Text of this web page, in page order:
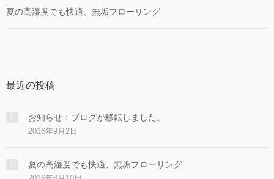
夏の高湿度でも快適、無垢フローリング
最近の投稿
お知らせ：ブログが移転しました。
2016年9月2日
夏の高湿度でも快適、無垢フローリング